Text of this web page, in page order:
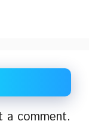
a comment.